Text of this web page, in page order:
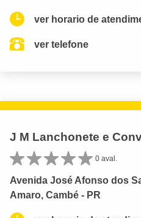
ver horario de
ver telefone
J M Lanchonete e
0 aval.
Avenida José Afonso dos
Amaro, Cambé - PR